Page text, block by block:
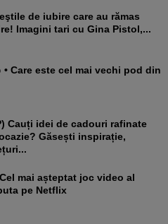
Imagini tari cu Gina Pistol,...
• Care este cel mai vechi pod din
Găsești inspirație,
pe Netflix